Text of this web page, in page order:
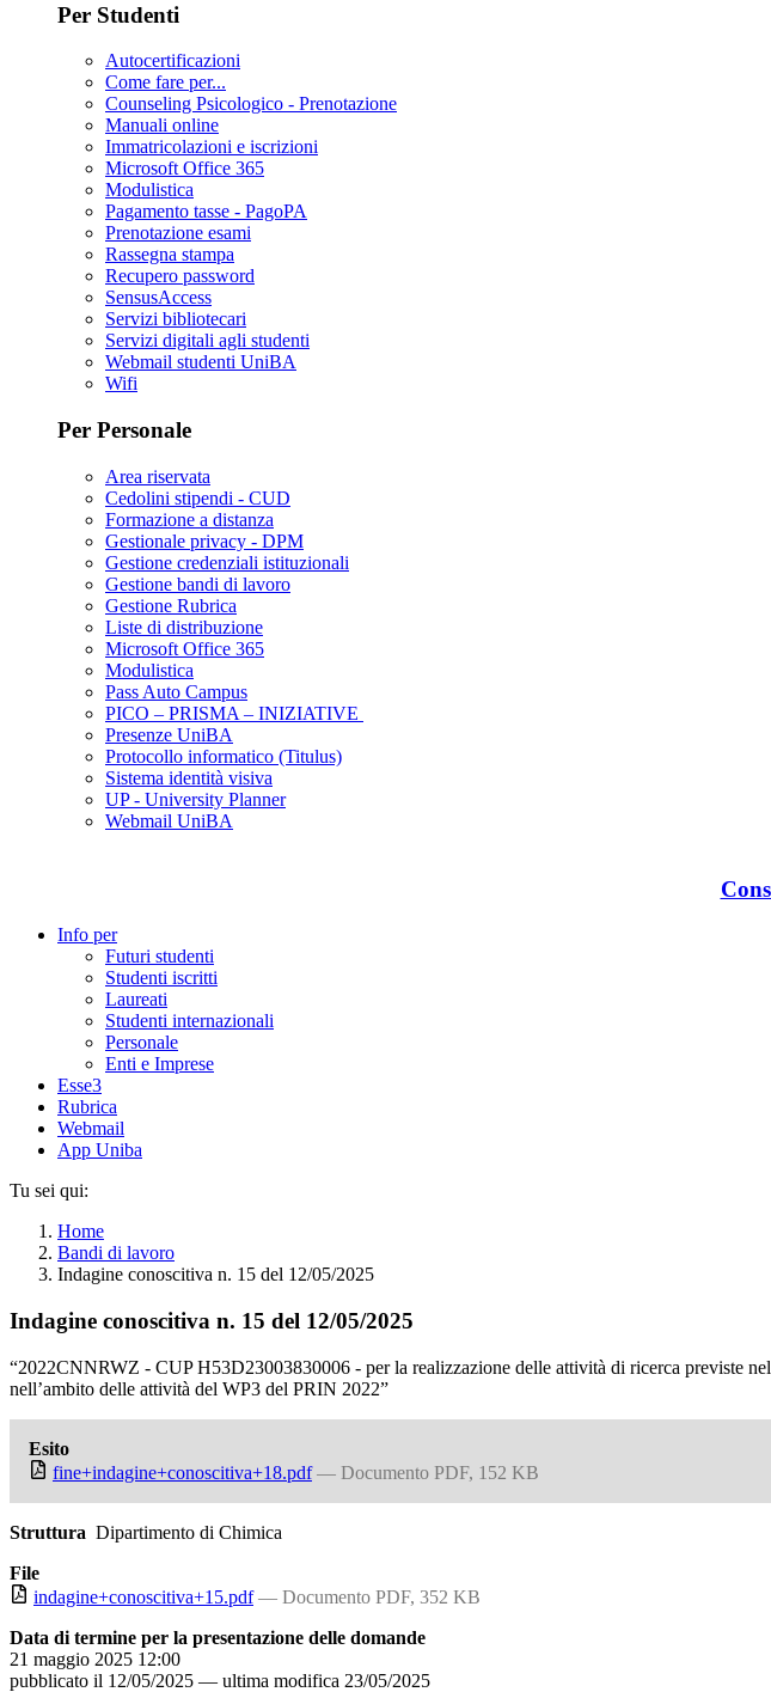
Per Studenti
Autocertificazioni
Come fare per...
Counseling Psicologico - Prenotazione
Manuali online
Immatricolazioni e iscrizioni
Microsoft Office 365
Modulistica
Pagamento tasse - PagoPA
Prenotazione esami
Rassegna stampa
Recupero password
SensusAccess
Servizi bibliotecari
Servizi digitali agli studenti
Webmail studenti UniBA
Wifi
Per Personale
Area riservata
Cedolini stipendi - CUD
Formazione a distanza
Gestionale privacy - DPM
Gestione credenziali istituzionali
Gestione bandi di lavoro
Gestione Rubrica
Liste di distribuzione
Microsoft Office 365
Modulistica
Pass Auto Campus
PICO – PRISMA – INIZIATIVE
Presenze UniBA
Protocollo informatico (Titulus)
Sistema identità visiva
UP - University Planner
Webmail UniBA
Info per
Futuri studenti
Studenti iscritti
Laureati
Studenti internazionali
Personale
Enti e Imprese
Esse3
Rubrica
Webmail
App Uniba
Tu sei qui:
Home
Bandi di lavoro
Indagine conoscitiva n. 15 del 12/05/2025
Indagine conoscitiva n. 15 del 12/05/2025
“2022CNNRWZ - CUP H53D23003830006 - per la realizzazione delle attività di ricerca previste
nell’ambito delle attività del WP3 del PRIN 2022”
Esito
fine+indagine+conoscitiva+18.pdf — Documento PDF, 152 KB
Struttura Dipartimento di Chimica
File
indagine+conoscitiva+15.pdf — Documento PDF, 352 KB
Data di termine per la presentazione delle domande
21 maggio 2025 12:00
pubblicato il 12/05/2025 — ultima modifica 23/05/2025